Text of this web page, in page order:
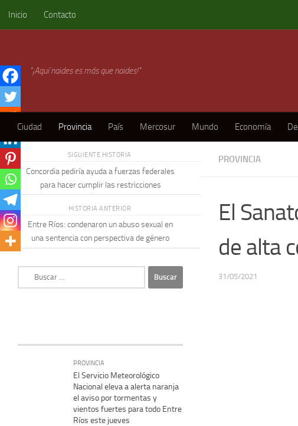
Skip to content
Inicio Contacto
"¡Aquí naides es más que naides!"
Ciudad Provincia País Mercosur Mundo Economía
PROVINCIA
El
de alta
31/05/2021
SIGUIENTE HISTORIA
Concordia pediría ayuda a fuerzas federales
para hacer cumplir las restricciones
HISTORIA ANTERIOR
Entre Ríos: condenaron un abuso sexual en
una sentencia con perspectiva de género
PROVINCIA
El Servicio Meteorológico
Nacional eleva a alerta naranja
el aviso por tormentas y
vientos fuertes para todo Entre
Ríos este jueves